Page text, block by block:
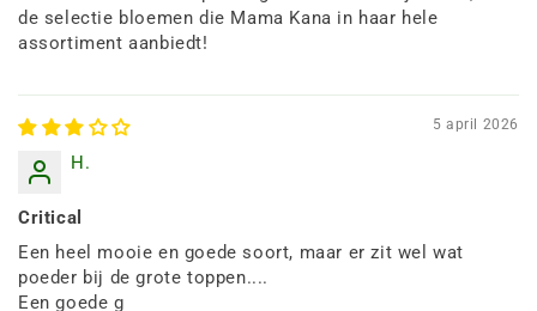
de selectie bloemen die Mama Kana in haar hele
assortiment aanbiedt!
5 april 2026
H.
Critical
Een heel mooie en goede soort, maar er zit wel wat
poeder bij de grote toppen....
Een goede g